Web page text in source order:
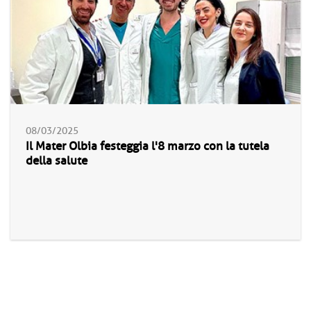
08/03/2025
Il Mater Olbia festeggia l'8 marzo con la tutela
della salute